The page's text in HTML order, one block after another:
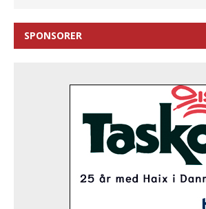
SPONSORER